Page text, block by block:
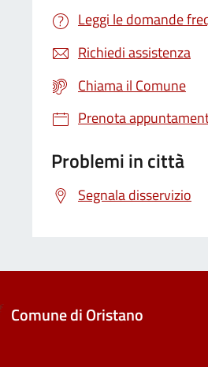
Leggi le domande
Richiedi assistenza
Chiama il Comune
Prenota
Problemi in città
Segnala disservizio
Comune di Oristano